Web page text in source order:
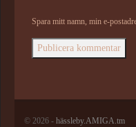
Spara mitt namn, min e-
© 2026 - hässleby.AMIGA.tm